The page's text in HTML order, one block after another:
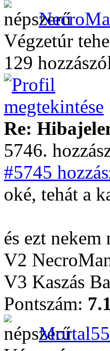
Végzetúr
129
Re:
5746.
#5745
oké, tehát a
és ezt
V2
V3 Kaszás
Pontszám:
Mortal55